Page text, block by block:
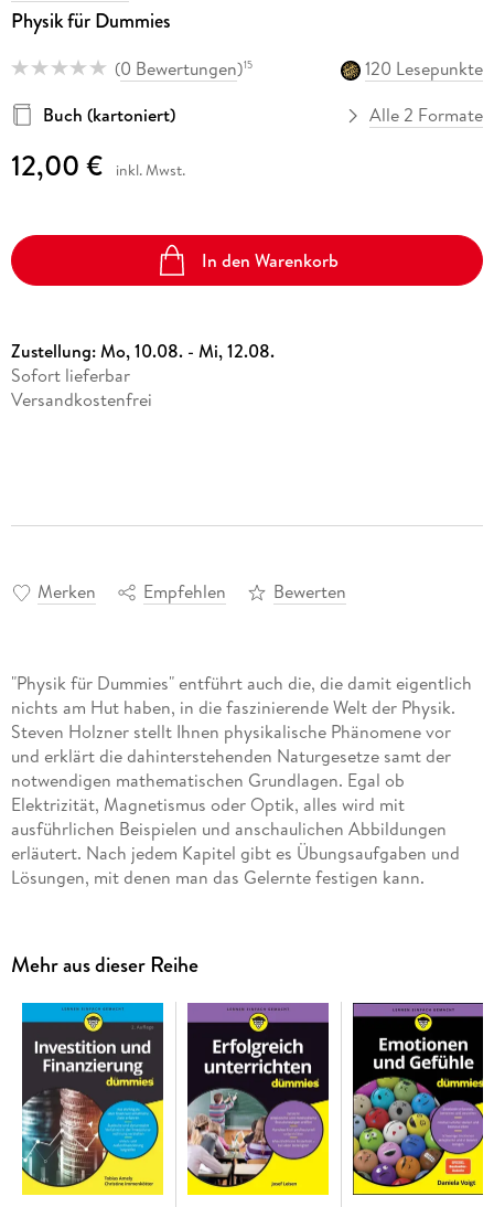
Physik für Dummies
(0 Bewertungen)15
120 Lesepunkte
Buch (kartoniert)
Alle 2 Formate
12,00 € inkl. Mwst.
In den Warenkorb
Zustellung:Mo, 10.08. - Mi, 12.08.
Sofort lieferbar
Versandkostenfrei
Merken Empfehlen Bewerten
"Physik für Dummies" entführt auch die, die damit eigentlich
nichts am Hut haben, in die faszinierende Welt der Physik.
Steven Holzner stellt Ihnen physikalische Phänomene vor
und erklärt die dahinterstehenden Naturgesetze samt der
notwendigen mathematischen Grundlagen. Egal ob
Elektrizität, Magnetismus oder Optik, alles wird mit
ausführlichen Beispielen und anschaulichen Abbildungen
erläutert. Nach jedem Kapitel gibt es Übungsaufgaben und
Lösungen, mit denen man das Gelernte festigen kann.
Inhaltsverzeichnis
Ü ber den Autor 9
Einfü hrung 23
Teil I: Die Grundlagen 27
Kapitel 1: Mit Physik die Welt verstehen 29
Kapitel 2: Die Grundlagen verstehen 35
Kapitel 3: Geschwindigkeit ist keine Hexerei 47
Kapitel 4: Richtungsweisend: Wo geht es lang? 63
Teil II: Mö gen die Krä fte der Physik mit Ihnen sein 81
Kapitel 5: Ziehen und Schieben: Krä fte 83
Kapitel 6: Auf der schiefen Bahn: Geneigte Ebenen und
Mehr aus dieser Reihe